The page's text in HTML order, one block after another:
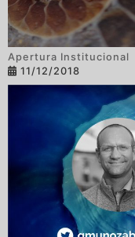
Apertura Institucional
11/12/2018